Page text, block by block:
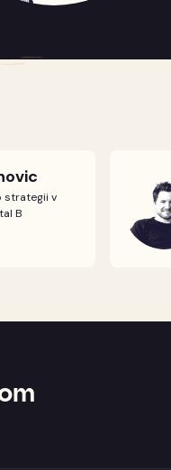
strategii v
B